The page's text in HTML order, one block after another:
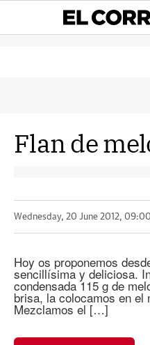
Flan de
Wednesday, 20 June 2012, 09:00
Hoy os proponemos
sencillísima y deliciosa.
condensada 115 g de
brisa, la colocamos en el
Mezclamos el […]